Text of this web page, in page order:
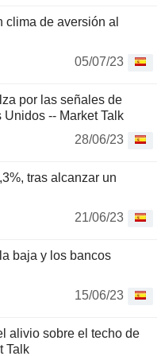
clima de aversión al
05/07/23
por las señales de
-- Market Talk
28/06/23
tras alcanzar un
21/06/23
baja y los bancos
15/06/23
alivio sobre el techo de
Talk